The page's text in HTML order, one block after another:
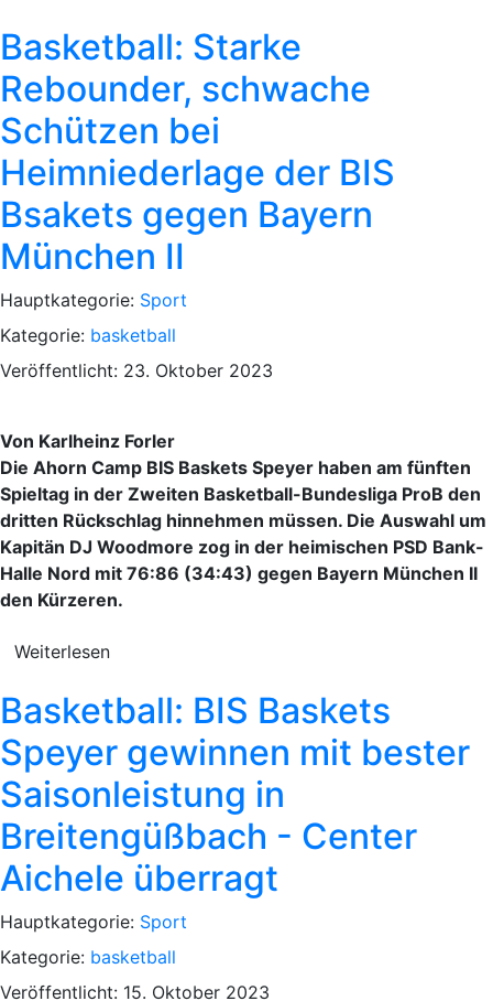
Basketball: Starke
Rebounder, schwache
Schützen bei
Heimniederlage der BIS
Bsakets gegen Bayern
München II
Hauptkategorie: Sport
Kategorie: basketball
Veröffentlicht: 23. Oktober 2023
Von Karlheinz Forler
Die Ahorn Camp BIS Baskets Speyer haben am fünften
Spieltag in der Zweiten Basketball-Bundesliga ProB den
dritten Rückschlag hinnehmen müssen. Die Auswahl um
Kapitän DJ Woodmore zog in der heimischen PSD Bank-
Halle Nord mit 76:86 (34:43) gegen Bayern München II
den Kürzeren.
Weiterlesen
Basketball: BIS Baskets
Speyer gewinnen mit bester
Saisonleistung in
Breitengüßbach - Center
Aichele überragt
Hauptkategorie: Sport
Kategorie: basketball
Veröffentlicht: 15. Oktober 2023